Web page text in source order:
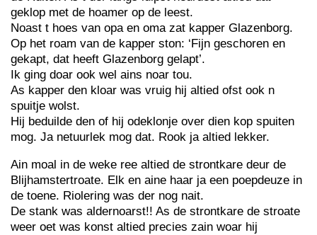
geklop met de hoamer op de leest.
Noast t hoes van opa en oma zat kapper Glazenborg.
Op het roam van de kapper ston: ‘Fijn geschoren en
gekapt, dat heeft Glazenborg gelapt’.
Ik ging doar ook wel ains noar tou.
As kapper den kloar was vruig hij altied ofst ook n
spuitje wolst.
Hij beduilde den of hij odeklonje over dien kop spuiten
mog. Ja netuurlek mog dat. Rook ja altied lekker.
Ain moal in de weke ree altied de strontkare deur de
Blijhamstertroate. Elk en aine haar ja een poepdeuze in
de toene. Riolering was der nog nait.
De stank was aldernoarst!! As de strontkare de stroate
weer oet was konst altied precies zain woar hij